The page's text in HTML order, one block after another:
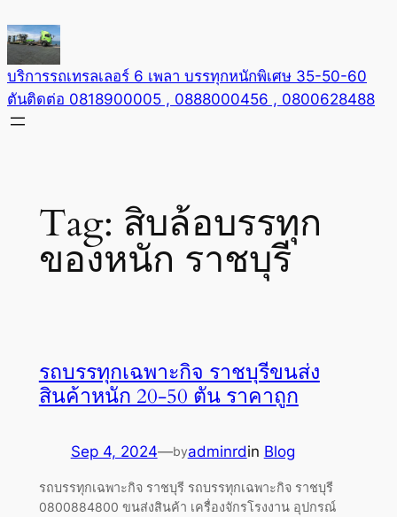
to
content
บริการรถเทรลเลอร์ 6 เพลา บรรทุกหนักพิเศษ 35-50-60
ตันติดต่อ 0818900005 , 0888000456 , 0800628488
Tag: สิบล้อบรรทุก
ของหนัก ราชบุรี
รถบรรทุกเฉพาะกิจ ราชบุรีขนส่ง
สินค้าหนัก 20-50 ตัน ราคาถูก
Sep 4, 2024—byadminrdin Blog
รถบรรทุกเฉพาะกิจ ราชบุรี รถบรรทุกเฉพาะกิจ ราชบุรี
0800884800 ขนส่งสินค้า เครื่องจักรโรงงาน อุปกรณ์